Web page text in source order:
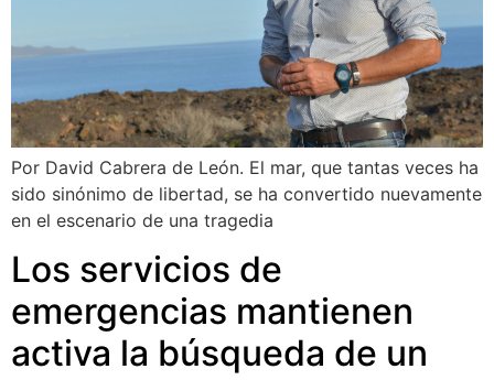
Por David Cabrera de León. El mar, que tantas veces ha
sido sinónimo de libertad, se ha convertido nuevamente
en el escenario de una tragedia
Los servicios de
emergencias mantienen
activa la búsqueda de un